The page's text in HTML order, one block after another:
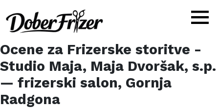
Ocene za Frizerske storitve -
Studio Maja, Maja Dvoršak, s.p.
— frizerski salon, Gornja
Radgona